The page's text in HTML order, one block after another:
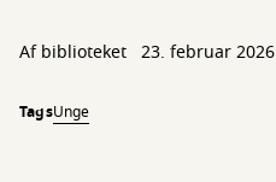
Af biblioteket 23. februar 2026
TagsUnge